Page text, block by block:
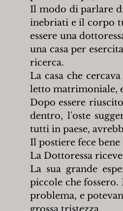
Il modo di parlare
inebriati e il corpo
essere una
una casa per
ricerca.
La casa che
letto matrimoniale,
Dopo essere
dentro, l'oste
tutti in paese,
Il postiere fece
La Dottoressa
La sua grande
piccole che
problema, e